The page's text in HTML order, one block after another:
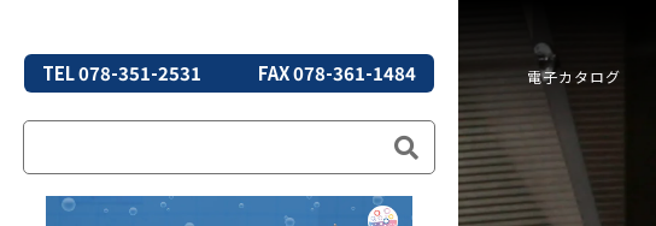
TEL 078-351-2531 FAX 078-361-1484 電子カタログ